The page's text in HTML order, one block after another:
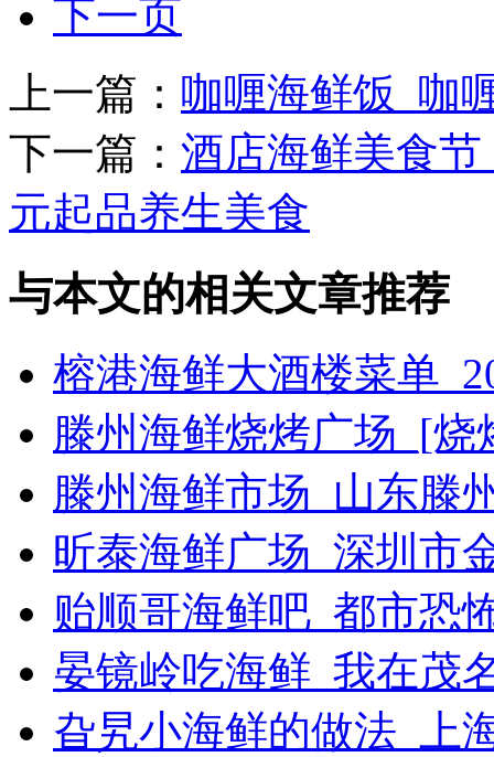
下一页
上一篇： 咖喱海鲜饭_咖
下一篇： 酒店海鲜美食
元起品养生美食
与本文的相关文章推荐
榕港海鲜大酒楼菜单
滕州海鲜烧烤广场_[
滕州海鲜市场_山东滕
昕泰海鲜广场_深圳市
贻顺哥海鲜吧_都市恐
晏镜岭吃海鲜_我在茂
旮旯小海鲜的做法_上